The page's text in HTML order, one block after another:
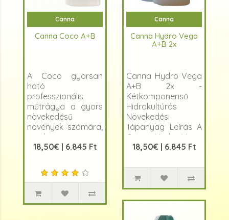
Canna
Canna Coco A+B
A Coco gyorsan
ható
professzionális
műtrágya a gyors
növekedésű
növények számára,
amely az
optim&aacu..
18,50€ | 6.845 Ft
Canna
Canna Hydro Vega
A+B 2x
Canna Hydro Vega
A+B 2x -
Kétkomponensű
Hidrokultúrás
Növekedési
Tápanyag Leírás A
Canna Hydro Vega
18,50€ | 6.845 Ft